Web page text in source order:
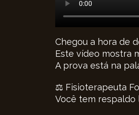
Chegou a hora de
Este vídeo mostra
A prova está na
⚖️ Fisioterapeuta
Você tem respaldo